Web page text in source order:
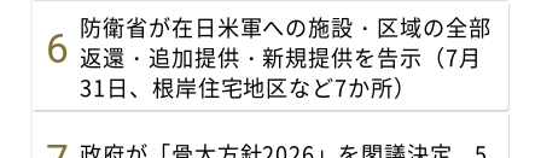
防衛省が在日米軍への施設・区域の全部
返還・追加提供・新規提供を告示（7月
31日、根岸住宅地区など7か所）